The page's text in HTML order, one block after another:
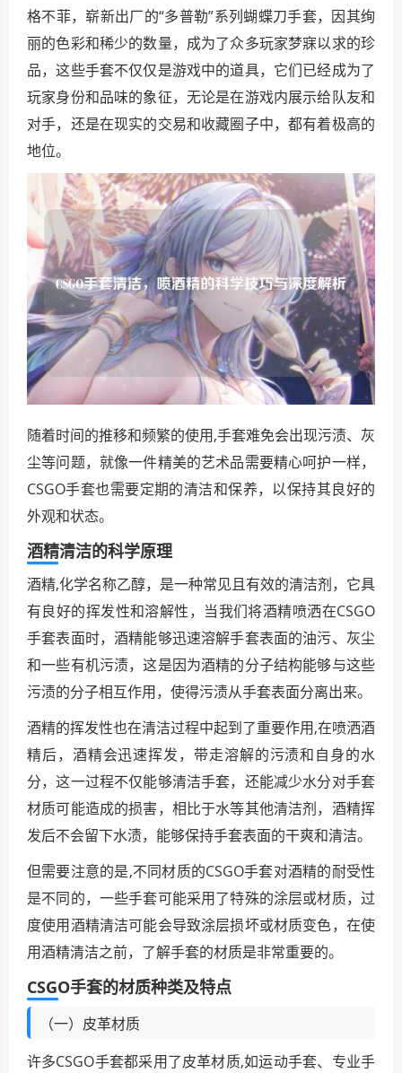
格不菲，崭新出厂的“多普勒”系列蝴蝶刀手套，因其绚
丽的色彩和稀少的数量，成为了众多玩家梦寐以求的珍
品，这些手套不仅仅是游戏中的道具，它们已经成为了
玩家身份和品味的象征，无论是在游戏内展示给队友和
对手，还是在现实的交易和收藏圈子中，都有着极高的
地位。
随着时间的推移和频繁的使用,手套难免会出现污渍、灰
尘等问题，就像一件精美的艺术品需要精心呵护一样，
CSGO手套也需要定期的清洁和保养，以保持其良好的
外观和状态。
酒精清洁的科学原理
酒精,化学名称乙醇，是一种常见且有效的清洁剂，它具
有良好的挥发性和溶解性，当我们将酒精喷洒在CSGO
手套表面时，酒精能够迅速溶解手套表面的油污、灰尘
和一些有机污渍，这是因为酒精的分子结构能够与这些
污渍的分子相互作用，使得污渍从手套表面分离出来。
酒精的挥发性也在清洁过程中起到了重要作用,在喷洒酒
精后，酒精会迅速挥发，带走溶解的污渍和自身的水
分，这一过程不仅能够清洁手套，还能减少水分对手套
材质可能造成的损害，相比于水等其他清洁剂，酒精挥
发后不会留下水渍，能够保持手套表面的干爽和清洁。
但需要注意的是,不同材质的CSGO手套对酒精的耐受性
是不同的，一些手套可能采用了特殊的涂层或材质，过
度使用酒精清洁可能会导致涂层损坏或材质变色，在使
用酒精清洁之前，了解手套的材质是非常重要的。
CSGO手套的材质种类及特点
（一）皮革材质
许多CSGO手套都采用了皮革材质,如运动手套、专业手